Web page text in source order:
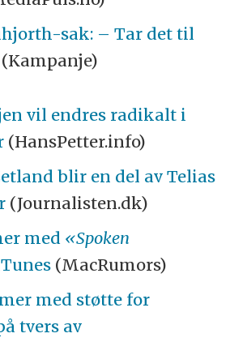
sak: – Tar det til
(Kampanje)
vil endres radikalt i
(HansPetter.info)
blir en del av Telias
(Journalisten.dk)
med «Spoken
(MacRumors)
med støtte for
tvers av